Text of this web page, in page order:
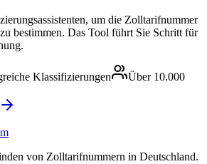
um die Zolltarifnummer
bestimmen. Das Tool führt Sie Schritt für
Klassifizierungen Über 10.000
von Zolltarifnummern in Deutschland.